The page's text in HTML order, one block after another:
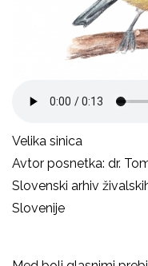
Velika sinica
Avtor posnetka: dr.
Slovenski arhiv
Slovenije